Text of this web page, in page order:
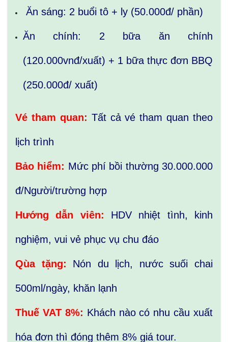
Ăn sáng: 2 buổi tô + ly (50.000đ/ phần)
Ăn chính: 2 bữa ăn chính
(120.000vnđ/xuất) + 1 bữa thực đơn BBQ
(250.000đ/ xuất)
Vé tham quan: Tất cả vé tham quan theo
lịch trình
Bảo hiểm: Mức phí bồi thường 30.000.000
đ/Người/trường hợp
Hướng dẫn viên: HDV nhiệt tình, kinh
nghiệm, vui vẻ phục vụ chu đáo
Qùa tặng: Nón du lịch, nước suối chai
500ml/ngày, khăn lạnh
Thuế VAT 8%: Khách nào có nhu cầu xuất
hóa đơn thì đóng thêm 8% giá tour.